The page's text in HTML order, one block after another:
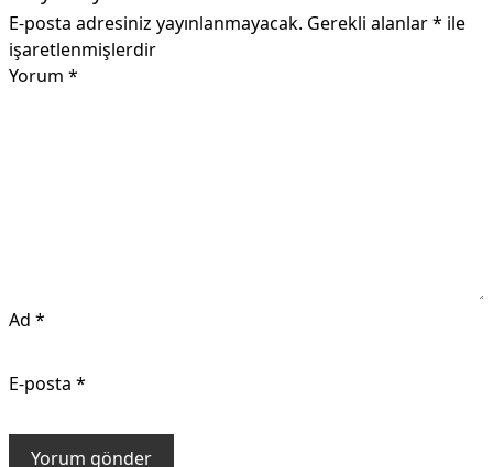
E-posta adresiniz yayınlanmayacak. Gerekli alanlar* ile
işaretlenmişlerdir
Yorum *
Ad *
E-posta *